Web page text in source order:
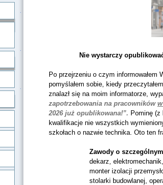
Nie wystarczy
Po przejrzeniu o czym
pomyślałem sobie, kiedy
znalazł się na moim informatorze,
zapotrzebowania na pracowników
2026 już opublikowana!”. Pominę
kwalifikacje nie wszystkich
szkołach o nazwie technika. Oto ten
Zawody o
dekarz,
monter izolacji
stolarki budowlanej,